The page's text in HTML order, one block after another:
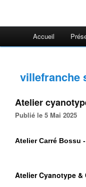
Accueil
villefranche
Atelier
Publié le 5 Mai 2025
Atelier Carré Bossu
Atelier Cyanotype &